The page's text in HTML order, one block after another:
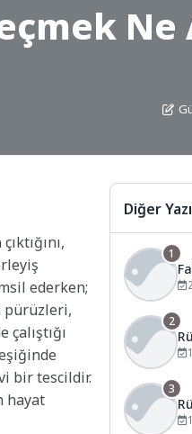
ederken;
pürüzleri,
bir tescildir.
hayat
Diğer
1
2
3